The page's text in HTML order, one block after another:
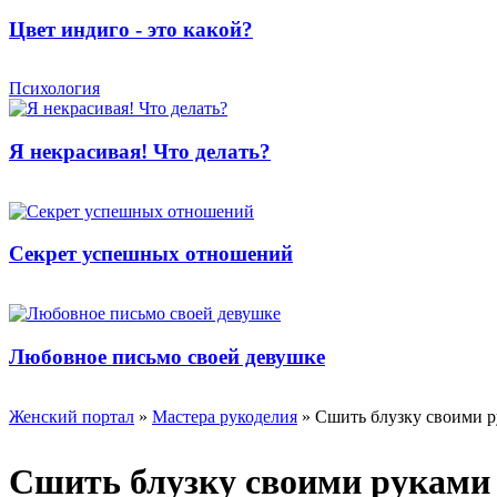
Цвет индиго - это какой?
Психология
Я некрасивая! Что делать?
Секрет успешных отношений
Любовное письмо своей девушке
Женский портал » Мастера рукоделия » Сшить блузку своими
Сшить блузку своими руками